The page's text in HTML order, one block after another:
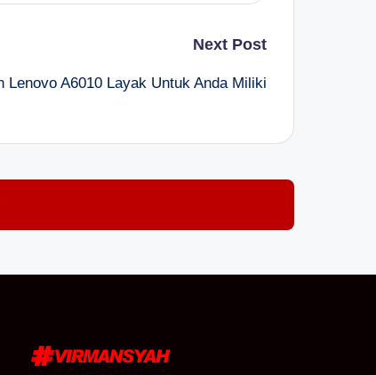
Next Post
Lenovo A6010 Layak Untuk Anda Miliki